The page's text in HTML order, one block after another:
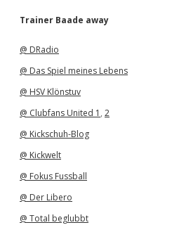
h
Trainer Baade away
@ DRadio
@ Das Spiel meines Lebens
@ HSV Klönstuv
@ Clubfans United 1 , 2
@ Kickschuh-Blog
@ Kickwelt
@ Fokus Fussball
@ Der Libero
@ Total beglubbt